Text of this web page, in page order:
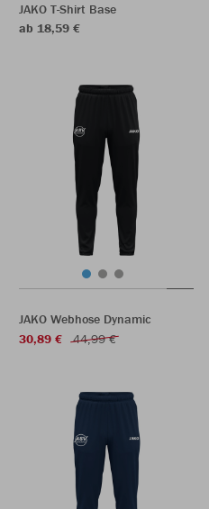
JAKO T-Shirt Base
ab 18,59 €
JAKO Webhose Dynamic
30,89 €
44,99 €